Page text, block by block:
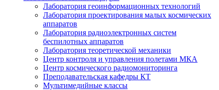
Лаборатория геоинформационных технологий
Лаборатория проектирования малых космических
аппаратов
Лаборатория радиоэлектронных систем
беспилотных аппаратов
Лаборатория теоретической механики
Центр контроля и управления полетами МКА
Центр космического радиомониторинга
Преподавательская кафедры КТ
Мультимедийные классы